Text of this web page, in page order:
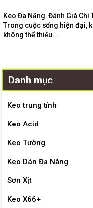
Keo Đa Năng: Đánh Giá Chi
Trong cuộc sống hiện đại,
không thể thiếu...
Danh mục
Keo trung tính
Keo Acid
Keo Tường
Keo Dán Đa Năng
Sơn Xịt
Keo X66+